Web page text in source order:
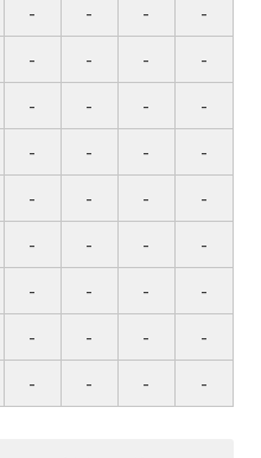
- - -
-
- - - -
- - -
-
- - - -
- - -
-
- - - -
- - -
-
- - - -
- - - -
会議室
天井高3.5ｍ以上
喫煙所あり
裏導線あり
専有回線(NURO)あり